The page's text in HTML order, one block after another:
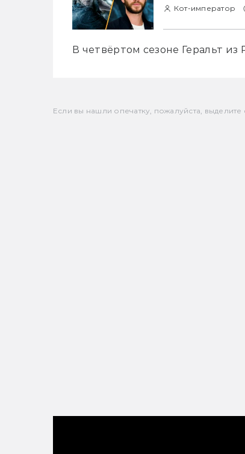
Кот-император
В четвёртом сезоне Геральт
Если вы нашли опечатку, пожалуйста,